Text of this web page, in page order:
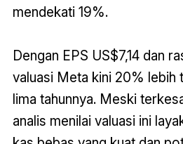
mendekati 19%.
Dengan EPS US$7,14 dan
valuasi Meta kini 20% lebih
lima tahunnya. Meski
analis menilai valuasi ini